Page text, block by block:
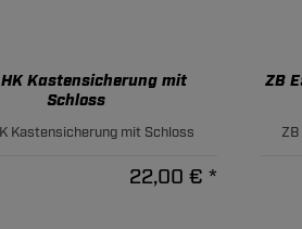
Kastensicherung mit
Schloss
Kastensicherung mit Schloss
22,00 € *
ZB
ZB